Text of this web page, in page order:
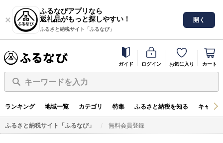
ふるなびアプリなら
返礼品がもっと探しやすい！
ふるさと納税サイト「ふるなび」
開く
ガイド ログイン お気に入り カート
キーワードを入力
ランキング 地域一覧 カテゴリ 特集 ふるさと納税を知る キャン
ふるさと納税サイト「ふるなび」 無料会員登録